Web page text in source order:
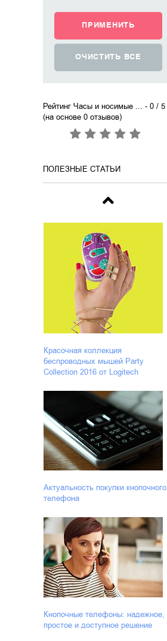
Рейтинг Часы и носимые ... - 0 / 5
(на основе 0отзывов)
ПОЛЕЗНЫЕ СТАТЬИ
Красочная коллекция
беспроводных мышей Party
Collection 2016 от Logitech
Актуальность покупки кнопочного
телефона
Кнопочные телефоны: надежное,
простое и доступное решение